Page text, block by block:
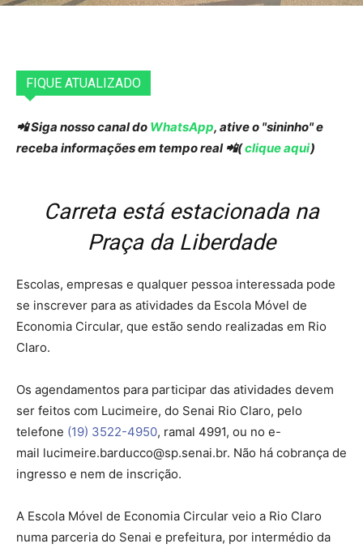
FIQUE ATUALIZADO
📲 Siga nosso canal do WhatsApp, ative o "sininho" e
receba informações em tempo real 📲(clique aqui)
Carreta está estacionada na
Praça da Liberdade
Escolas, empresas e qualquer pessoa interessada pode
se inscrever para as atividades da Escola Móvel de
Economia Circular, que estão sendo realizadas em Rio
Claro.
Os agendamentos para participar das atividades devem
ser feitos com Lucimeire, do Senai Rio Claro, pelo
telefone (19) 3522-4950, ramal 4991, ou no e-
mail lucimeire.barducco@sp.senai.br. Não há cobrança de
ingresso e nem de inscrição.
A Escola Móvel de Economia Circular veio a Rio Claro
numa parceria do Senai e prefeitura, por intermédio da